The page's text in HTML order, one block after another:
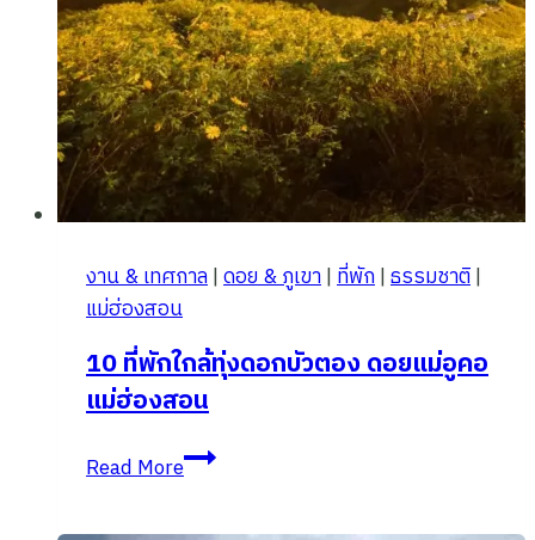
งาน & เทศกาล|ดอย & ภูเขา|ที่พัก|ธรรมชาติ|
แม่ฮ่องสอน
10 ที่พักใกล้ทุ่งดอกบัวตอง ดอยแม่อูคอ
แม่ฮ่องสอน
Read More10
ที่พัก